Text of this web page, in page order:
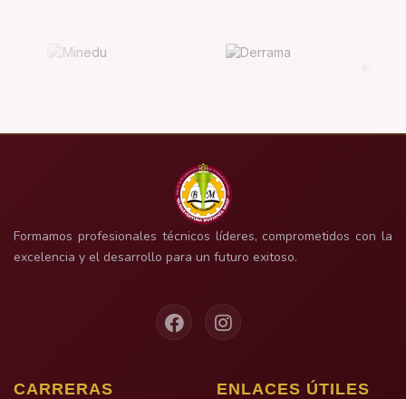
Formamos profesionales técnicos líderes, comprometidos con la
excelencia y el desarrollo para un futuro exitoso.
CARRERAS ENLACES ÚTILES